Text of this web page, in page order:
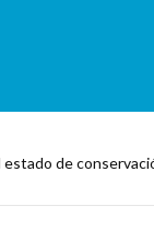
de